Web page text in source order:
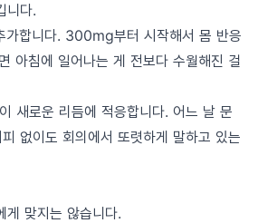
니다.
가합니다. 300mg부터 시작해서 몸 반응
아침에 일어나는 게 전보다 수월해진 걸
새로운 리듬에 적응합니다. 어느 날 문
없이도 회의에서 또렷하게 말하고 있는
게 맞지는 않습니다.